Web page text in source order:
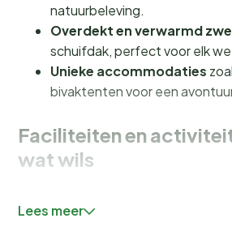
natuurbeleving.
Overdekt en verwarmd
schuifdak, perfect voor elk
Unieke accommodaties
bivaktenten voor een
Faciliteiten en
wat wils
vervelen. Het
Lees meer